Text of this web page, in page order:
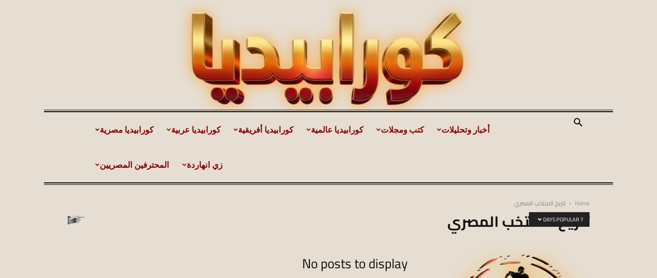
koraapedia
كورابيديا مصرية كورابيديا عربية كورابيديا أفريقية كورابيديا عالمية كتب ومجلات أخبار وتحليلات
المحترفين المصريين زي انهاردة
Home تاريخ المنتخب المصري
تاريخ المنتخب المصري
7 DAYS POPULAR
No posts to display